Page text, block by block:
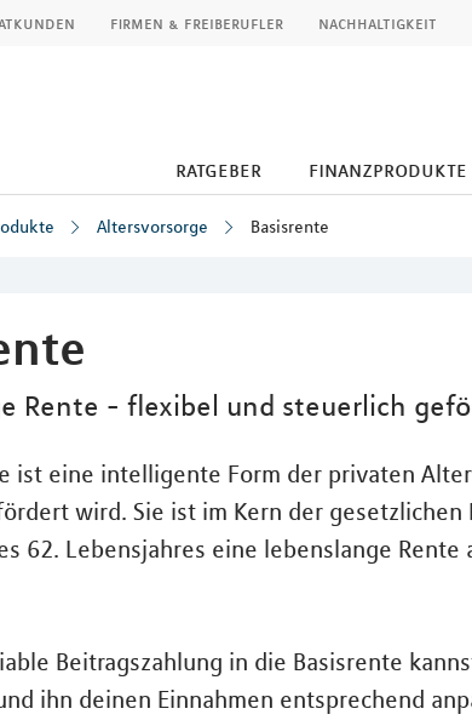
firmen & freiberufler nachhaltigkeit
ratgeber finanzprodukte
Altersvorsorge Basisrente
Rente - flexibel und steuerlich
ist eine intelligente Form der privaten
wird. Sie ist im Kern der
62. Lebensjahres eine lebenslange Rente
Beitragszahlung in die Basisrente
ihn deinen Einnahmen entsprechend